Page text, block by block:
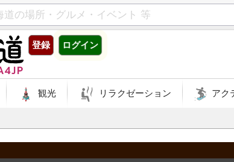
登録 ログイン
観光 リラクゼーション アク